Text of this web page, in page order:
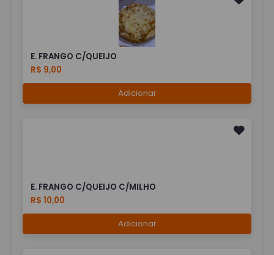
E. FRANGO C/QUEIJO
R$ 9,00
Adicionar
E. FRANGO C/QUEIJO C/MILHO
R$ 10,00
Adicionar